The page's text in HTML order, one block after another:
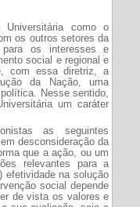
como o
os outros setores da
para os interesses e
social e regional e
com essa diretriz, a
da Nação, uma
política. Nesse sentido,
um caráter
as seguintes
desconsideração da
que a ação, ou um
relevantes para a
efetividade na solução
social depende
de vista os valores e